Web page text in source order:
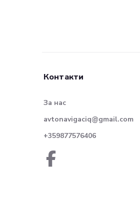
Контакти
За нас
avtonavigaciq@gmail.com
+359877576406